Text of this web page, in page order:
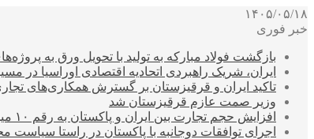
۱۴۰۵/۰۵/۱۸
خبر فوری
بازگشت فولاد مبارکه به تولید با تحویل ورق به
ایران، شریک راهبردی اتحادیه اقتصادی اوراسیا در
تاکید ایران و قرقیزستان بر گسترش همکاری‌های
وزیر صمت عازم قرقیزستان شد
افزایش حجم تجارت بین ایران و پاکستان به رقم ۱۰ میلیارد دلار
اجرای توافقات دوجانبه با پاکستان در راستا